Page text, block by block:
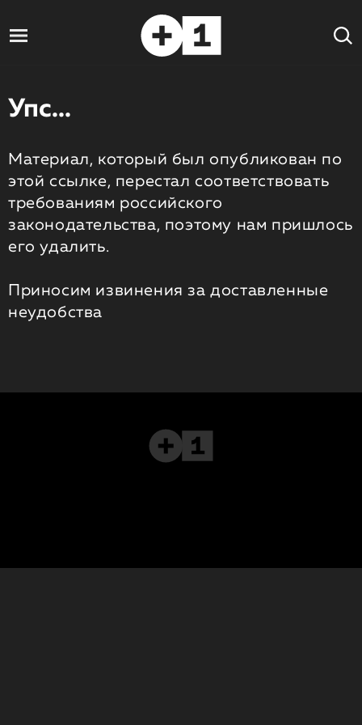
Упс...
Материал, который был опубликован по
этой ссылке, перестал соответствовать
требованиям российского
законодательства, поэтому нам пришлось
его удалить.
Приносим извинения за доставленные
неудобства